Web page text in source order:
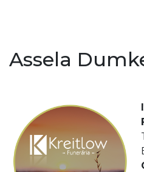
Assela